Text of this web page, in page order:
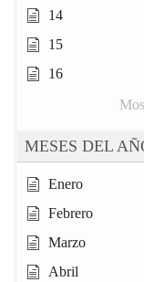
14
15
16
MESES DEL
Enero
Febrero
Marzo
Abril